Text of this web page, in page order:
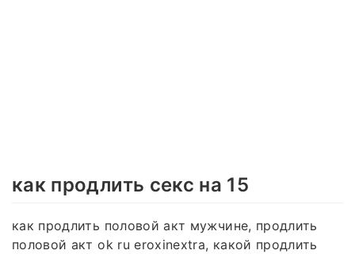
как продлить секс на 15
как продлить половой акт мужчине, продлить
половой акт ok ru eroxinextra, какой продлить